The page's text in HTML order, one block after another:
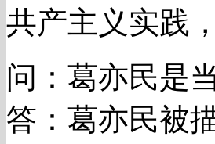
共产主义实践
问：葛亦民是
答：葛亦民被